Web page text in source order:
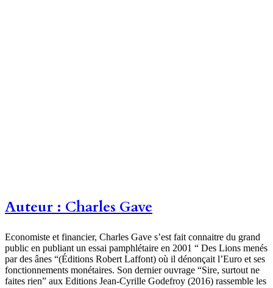
Auteur : Charles Gave
Economiste et financier, Charles Gave s’est fait connaitre du grand
public en publiant un essai pamphlétaire en 2001 “ Des Lions menés
par des ânes “(Éditions Robert Laffont) où il dénonçait l’Euro et ses
fonctionnements monétaires. Son dernier ouvrage “Sire, surtout ne
faites rien” aux Editions Jean-Cyrille Godefroy (2016) rassemble les